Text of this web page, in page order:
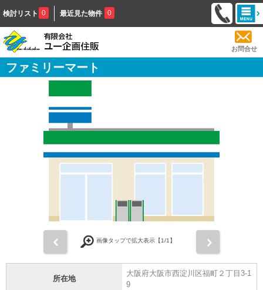
検討リスト 0 最近見た物件 0
お問合せ
ファミリーマート
画像タップで拡大表示【1/1】
所在地
大阪府大阪市西淀川区福町２丁目3-1
9